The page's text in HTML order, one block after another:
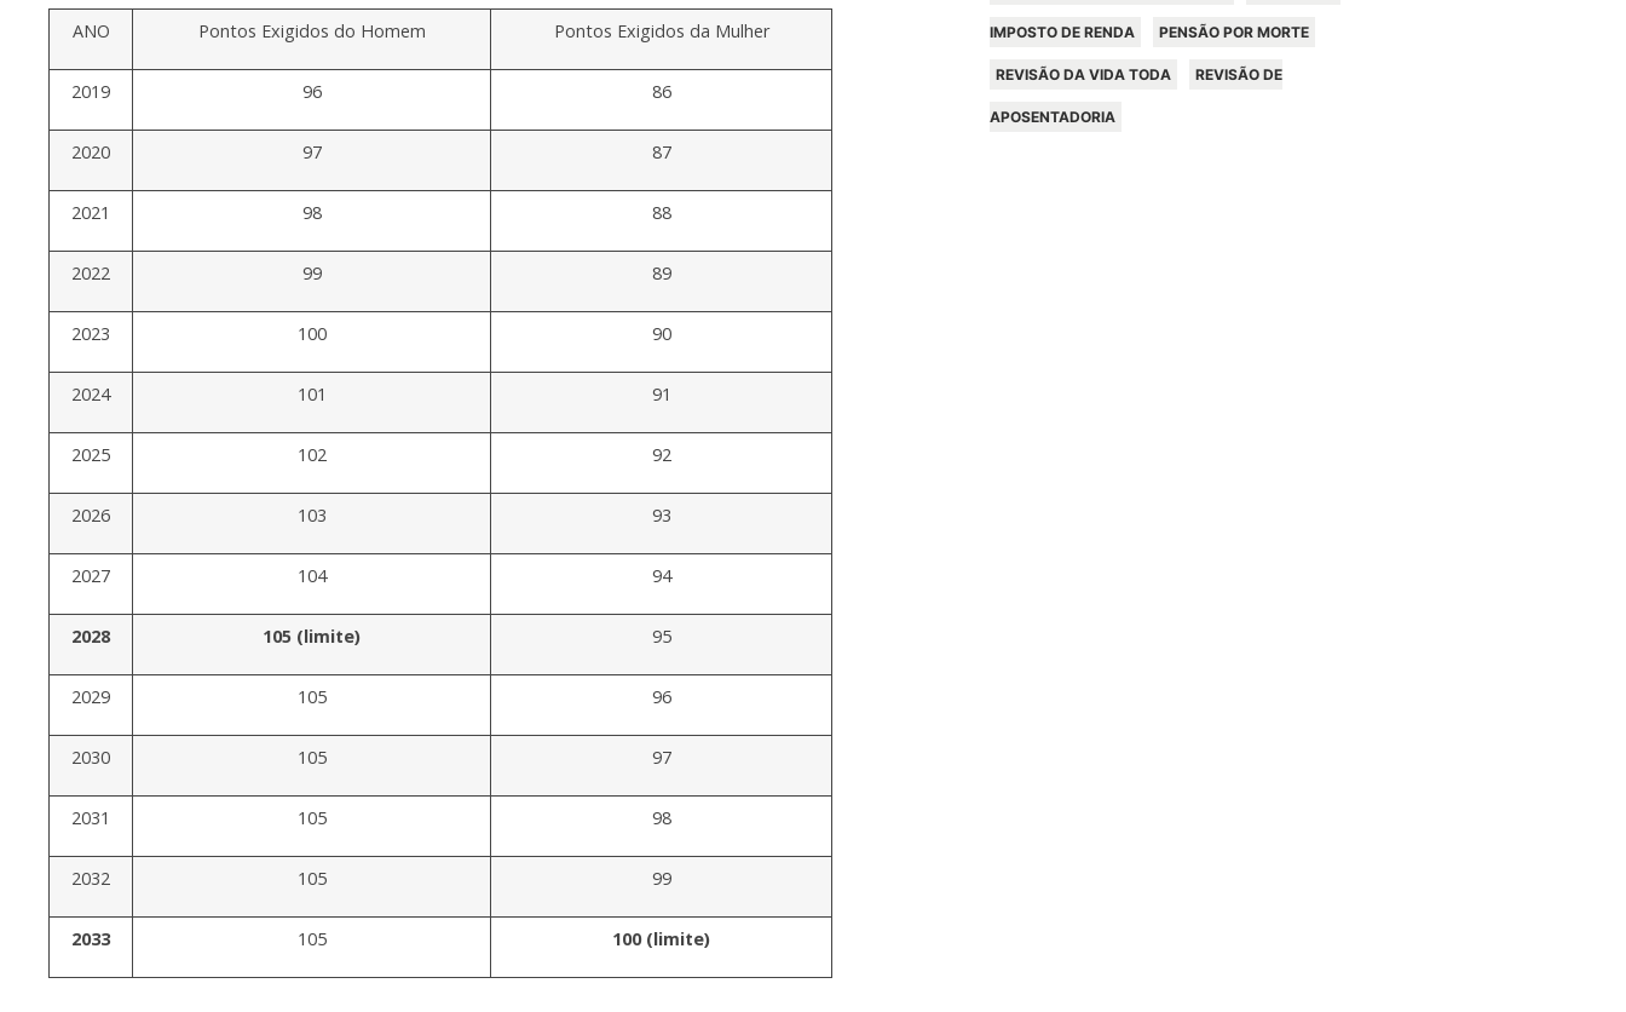
ANO Pontos Exigidos do Homem Pontos Exigidos da Mulher
2019 96 86
2020 97 87
2021 98 88
2022 99 89
2023 100 90
2024 101 91
2025 102 92
2026 103 93
2027 104 94
2028 105 (limite) 95
2029 105 96
2030 105 97
2031 105 98
2032 105 99
2033 105 100 (limite)
IMPOSTO DE RENDA PENSÃO POR MORTE
REVISÃO DA VIDA TODA REVISÃO DE
APOSENTADORIA